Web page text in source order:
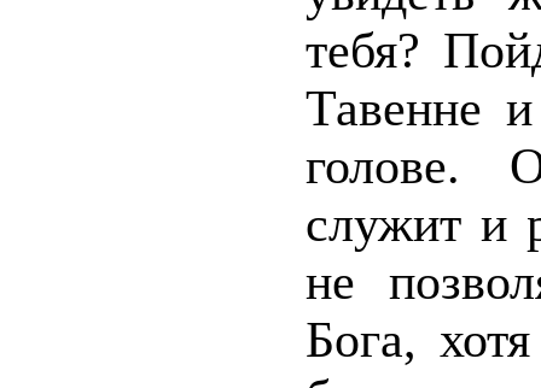
тебя?
Тавенне
голове.
служит и
не
Бога,